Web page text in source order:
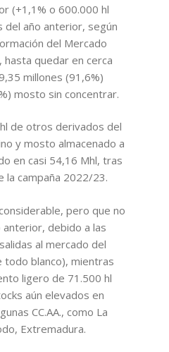
(+1,1% o 600.000 hl
del año anterior, según
del Mercado
hasta quedar en cerca
millones (91,6%)
mosto sin concentrar.
de otros derivados del
y mosto almacenado a
en casi 54,16 Mhl, tras
campaña 2022/23.
pero que no
debido a las
al mercado del
blanco), mientras
ligero de 71.500 hl
aún elevados en
CC.AA., como La
Extremadura.